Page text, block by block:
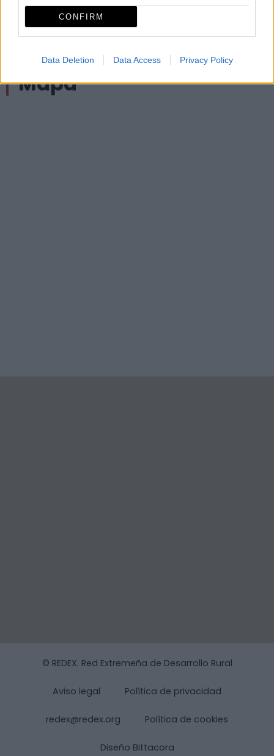
CONFIRM
Data Deletion Data Access Privacy Policy
Ficha técnica PR-CC 93 Torrico de San Pedro
Topoguía PR-CC 93 Torrico de San Pedro
Track PR-CC 93 Torrico de San Pedro
Mapa
© REDEX. Red Extremeña de Desarrollo Rural
Aviso legal Política de privacidad
redex@redex.org Política de cookies
Diseño Bittacora